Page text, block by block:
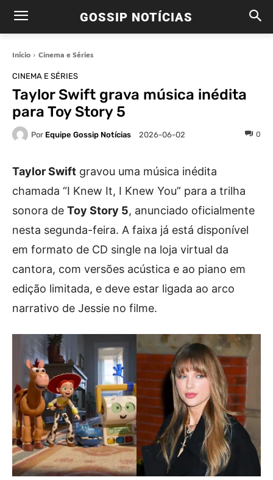
GOSSIP NOTÍCIAS
Início Cinema e Séries
CINEMA E SÉRIES
Taylor Swift grava música inédita
para Toy Story 5
Por Equipe Gossip Notícias 2026-06-02 0
Taylor Swift gravou uma música inédita
chamada “I Knew It, I Knew You” para a trilha
sonora de Toy Story 5, anunciado oficialmente
nesta segunda-feira. A faixa já está disponível
em formato de CD single na loja virtual da
cantora, com versões acústica e ao piano em
edição limitada, e deve estar ligada ao arco
narrativo de Jessie no filme.